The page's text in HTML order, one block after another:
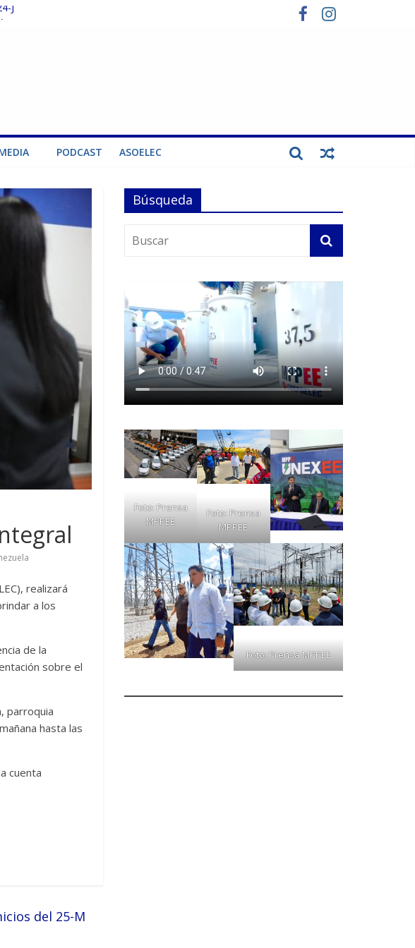
J
Niño»
PODCAST ASOELEC
realizará
a los
de la
sobre el
parroquia
hasta las
cuenta
del 25-M
Búsqueda
Foto: Prensa
MPPEE
Foto: Prensa
MPPEE
Foto: Prensa MPPEE